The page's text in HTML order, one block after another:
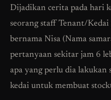
Dijadikan cerita pada hari
seorang staff Tenant/
bernama Nisa (Nama
pertanyaan sekitar jam 6
apa yang perlu dia lakukan
kedai untuk membuat